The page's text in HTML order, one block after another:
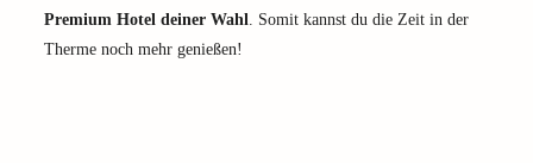
Premium Hotel deiner Wahl. Somit kannst du die Zeit in der
Therme noch mehr genießen!